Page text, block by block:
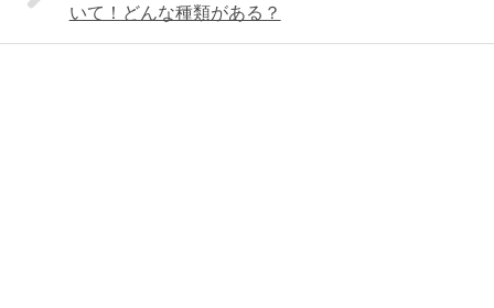
いて！どんな種類がある？